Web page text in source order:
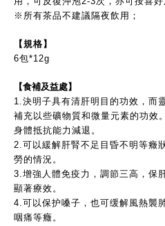
※所有茶品不建議隔夜飲用；
【規格】
6包*12g
【食補及益處】
1.決明子具有清肝明目的功效，而
補充以些礦物質和微量元素的功效
身體抵抗能力減退。
2.可以緩解肝腎不足目昏不明等癥
勞的情況。
3.增強人體免疫力，調節三高，保
顯著療效。
4.可以保护嗓子，也可缓解風熱襲
咽痛等癥。